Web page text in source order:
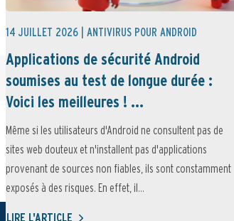
14 JUILLET 2026 | ANTIVIRUS POUR ANDROID
Applications de sécurité Android
soumises au test de longue durée :
Voici les meilleures ! ...
Même si les utilisateurs d'Android ne consultent pas de
sites web douteux et n'installent pas d'applications
provenant de sources non fiables, ils sont constamment
exposés à des risques. En effet, il...
LIRE L'ARTICLE